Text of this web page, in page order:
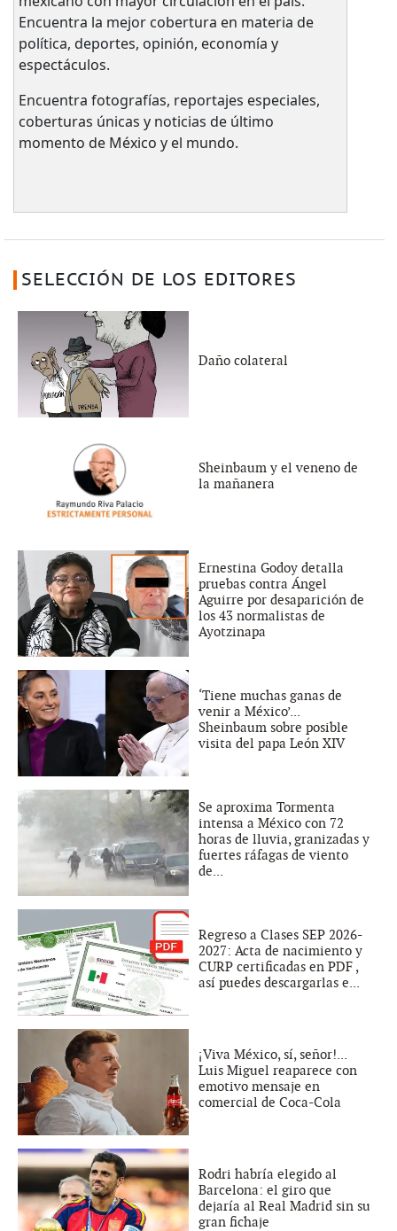
Encuentra la mejor cobertura en materia de
política, deportes, opinión, economía y
espectáculos.
Encuentra fotografías, reportajes especiales,
coberturas únicas y noticias de último
momento de México y el mundo.
SELECCIÓN DE LOS EDITORES
Daño colateral
Sheinbaum y el veneno de
la mañanera
Ernestina Godoy detalla
pruebas contra Ángel
Aguirre por desaparición de
los 43 normalistas de
Ayotzinapa
‘Tiene muchas ganas de
venir a México’...
Sheinbaum sobre posible
visita del papa León XIV
Se aproxima Tormenta
intensa a México con 72
horas de lluvia, granizadas y
fuertes ráfagas de viento
de...
Regreso a Clases SEP 2026-
2027: Acta de nacimiento y
CURP certificadas en PDF ,
así puedes descargarlas e...
¡Viva México, sí, señor!...
Luis Miguel reaparece con
emotivo mensaje en
comercial de Coca-Cola
Rodri habría elegido al
Barcelona: el giro que
dejaría al Real Madrid sin su
gran fichaje